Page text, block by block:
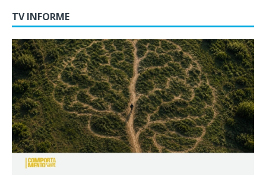
TV INFORME